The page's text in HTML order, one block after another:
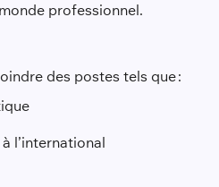
professionnel.
des postes tels que :
l’international